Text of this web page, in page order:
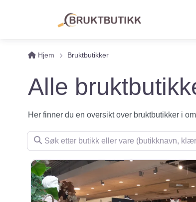
Hjem Bruktbutikker
Alle
Her finner du en oversikt over bruktbutikker i
Søk etter butikk eller vare (butikknavn, klær,